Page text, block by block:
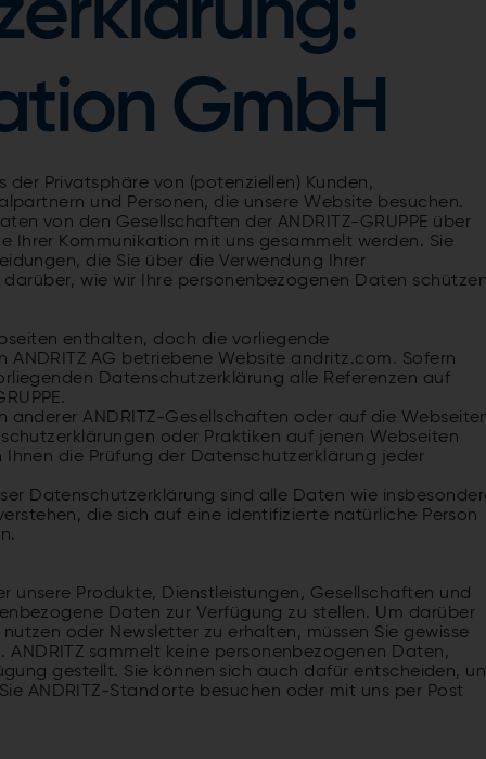
GmbH
der Privatsphäre von (potenziellen) Kunden,
und Personen, die unsere Website besuchen.
von den Gesellschaften der ANDRITZ-GRUPPE über
Ihrer Kommunikation mit uns gesammelt werden. Sie
die Sie über die Verwendung Ihrer
wie wir Ihre personenbezogenen Daten
enthalten, doch die vorliegende
AG betriebene Website andritz.com. Sofern
Datenschutzerklärung alle Referenzen auf
anderer ANDRITZ-Gesellschaften oder auf die
oder Praktiken auf jenen Webseiten
die Prüfung der Datenschutzerklärung jeder
Datenschutzerklärung sind alle Daten wie
die sich auf eine identifizierte natürliche Person
unsere Produkte, Dienstleistungen, Gesellschaften und
Daten zur Verfügung zu stellen. Um darüber
oder Newsletter zu erhalten, müssen Sie gewisse
sammelt keine personenbezogenen Daten,
gestellt. Sie können sich auch dafür entscheiden,
ANDRITZ-Standorte besuchen oder mit uns per Post